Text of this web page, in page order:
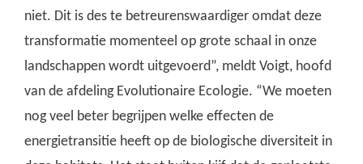
niet. Dit is des te betreurenswaardiger omdat deze
transformatie momenteel op grote schaal in onze
landschappen wordt uitgevoerd”, meldt Voigt, hoofd
van de afdeling Evolutionaire Ecologie. “We moeten
nog veel beter begrijpen welke effecten de
energietransitie heeft op de biologische diversiteit in